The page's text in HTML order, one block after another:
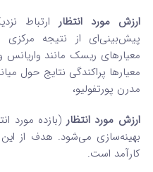
ارزش مورد انتظارارتباط
پیش‌بینی‌ای از نتیجه مرکزی
معیارهای ریسک مانند واریانس
معیارها پراکندگی نتایج حول
مدرن پورتفولیو،
ارزش مورد انتظار (بازده مورد
بهینه‌سازی می‌شود. هدف از
کارآمد است.